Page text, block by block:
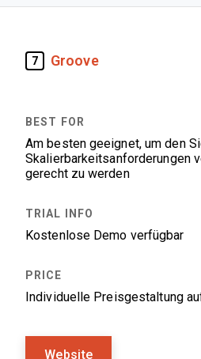
7 Groove
Am besten geeignet, um den
Skalierbarkeitsanforderungen
gerecht zu werden
Kostenlose Demo verfügbar
Individuelle Preisgestaltung
Website